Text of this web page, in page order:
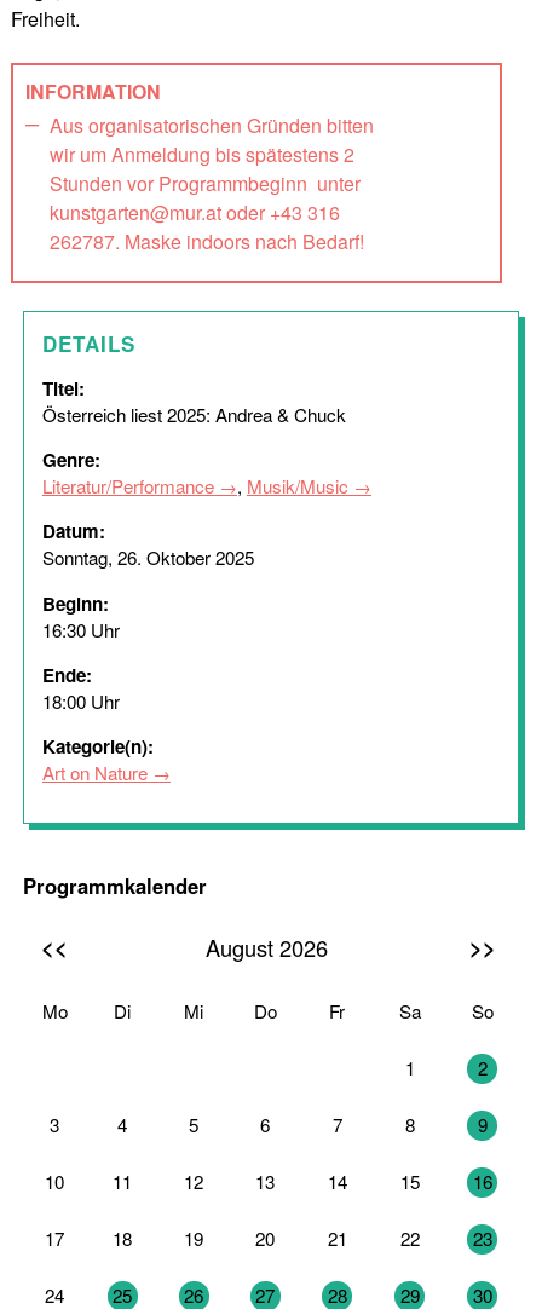
Freiheit.
INFORMATION
Aus organisatorischen Gründen bitten
wir um Anmeldung bis spätestens 2
Stunden vor Programmbeginn unter
kunstgarten@mur.at oder +43 316
262787. Maske indoors nach Bedarf!
DETAILS
Titel:
Österreich liest 2025: Andrea & Chuck
Genre:
Literatur/Performance , Musik/Music
Datum:
Sonntag, 26. Oktober 2025
Beginn:
16:30 Uhr
Ende:
18:00 Uhr
Kategorie(n):
Art on Nature
Programmkalender
<< August 2026 >>
Mo Di Mi Do Fr Sa So
1 2
3 4 5 6 7 8 9
10 11 12 13 14 15 16
17 18 19 20 21 22 23
24 25 26 27 28 29 30